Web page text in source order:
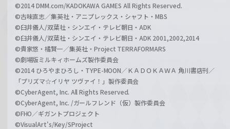
©2014 DMM.com/KADOKAWA GAMES All Rights Reserved.
©古味直志／集英社・アニプレックス・シャフト・MBS
©臼井儀人/双葉社・シンエイ・テレビ朝日・ADK
©臼井儀人/双葉社・シンエイ・テレビ朝日・ADK 2001,2002,2014
©貴家悠・橘賢一／集英社・Project TERRAFORMARS
©劇場版ミルキィホームズ製作委員会
©2014 ひろやまひろし・TYPE-MOON／ＫＡＤＯＫＡＷＡ 角川書店刊／
「プリズマ☆イリヤ ツヴァイ！」製作委員会
©CyberAgent, Inc. All Rights Reserved.
©CyberAgent, Inc. /ガールフレンド（仮）製作委員会
©FHO／ギガントプロジェクト
©VisualArt's/Key/SProject